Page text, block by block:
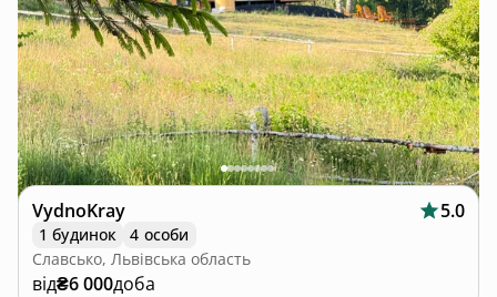
VydnoKray 5.0
1 будинок
4 особи
Славсько, Львівська область
від₴6 000доба